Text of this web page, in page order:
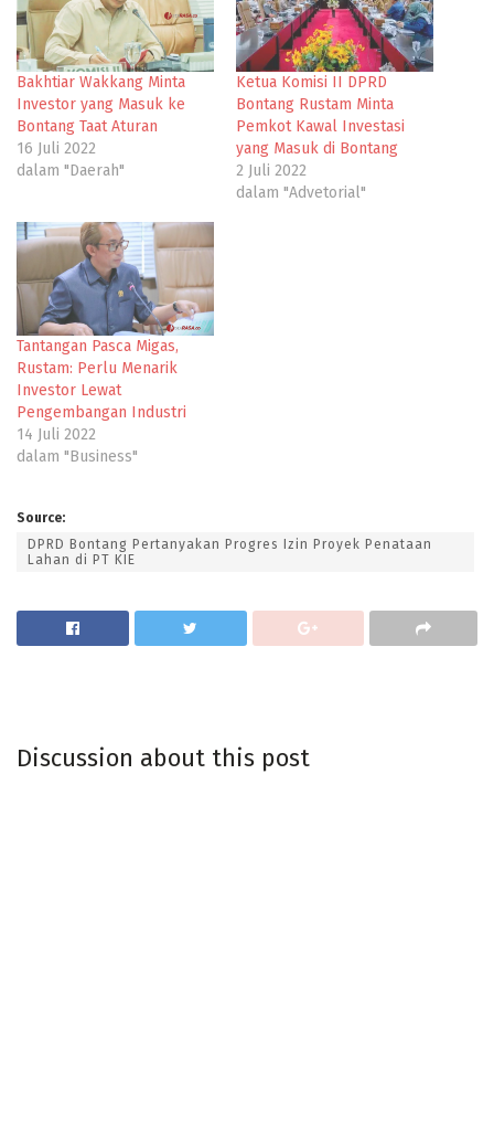
Bakhtiar Wakkang Minta
Investor yang Masuk ke
Bontang Taat Aturan
16 Juli 2022
dalam "Daerah"
Ketua Komisi II DPRD
Bontang Rustam Minta
Pemkot Kawal Investasi
yang Masuk di Bontang
2 Juli 2022
dalam "Advetorial"
Tantangan Pasca Migas,
Rustam: Perlu Menarik
Investor Lewat
Pengembangan Industri
14 Juli 2022
dalam "Business"
Source:
DPRD Bontang Pertanyakan Progres Izin Proyek Penataan
Lahan di PT KIE
Discussion about this post